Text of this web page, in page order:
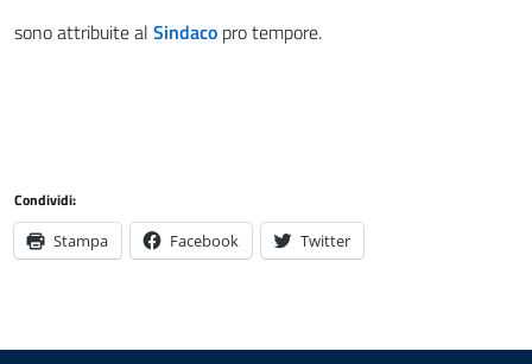
sono attribuite al Sindaco pro tempore.
Condividi:
Stampa Facebook Twitter